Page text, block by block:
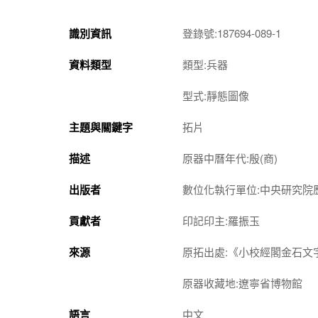
識別資訊 登錄號:187694-089-1
資料類型 類型:兵器
型式:靜態圖像
主題與關鍵字 拓片
描述 原器中曆年代:殷(商)
出版者 數位化執行單位:中央研究院
貢獻者 印記印主:羅振玉
來源 原拓出處:《小校經閣金石文
原器收藏地:遼寧省博物館
語言 中文